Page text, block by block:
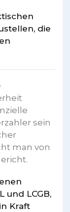
die
sein
man von
und LCGB,
Kraft